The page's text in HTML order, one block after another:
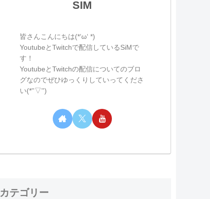
SIM
皆さんこんにちは(*‘ω‘ *)
YoutubeとTwitchで配信しているSiMで
す！
YoutubeとTwitchの配信についてのブロ
グなのでぜひゆっくりしていってくださ
い(*''▽'')
カテゴリー